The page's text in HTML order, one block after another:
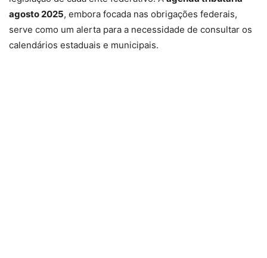
agosto 2025, embora focada nas obrigações federais,
serve como um alerta para a necessidade de consultar os
calendários estaduais e municipais.